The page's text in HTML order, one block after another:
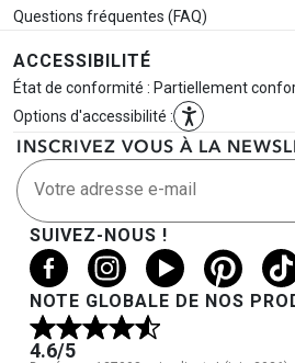
Questions fréquentes (FAQ)
ACCESSIBILITÉ
État de conformité : Partiellement
Options d'accessibilité :
INSCRIVEZ VOUS À LA
Votre adresse e-mail
SUIVEZ-NOUS !
NOTE GLOBALE DE NOS
4.6/5